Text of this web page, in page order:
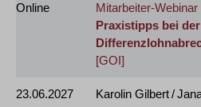
Online
Mitarbeiter-Webinar
Praxistipps bei der
[GOI]
23.06.2027
Karolin Gilbert /